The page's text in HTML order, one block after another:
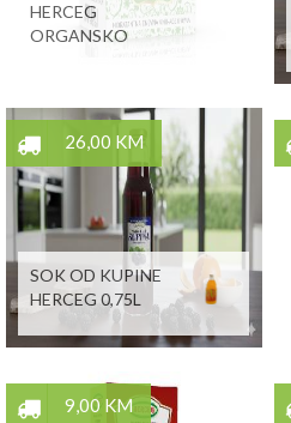
HERCEG
ORGANSKO
26,00 KM
SOK OD KUPINE
HERCEG 0,75L
9,00 KM